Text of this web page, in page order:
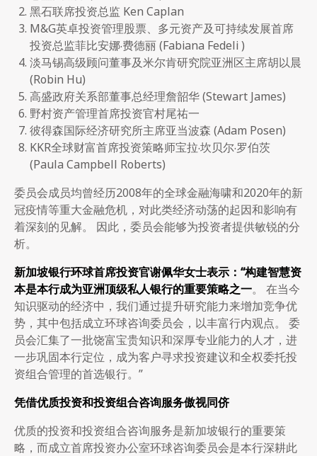
黑石联席投资总监 Ken Caplan
M&G英卓投资管理股票、多元资产及可持续发展首席
投资总监菲比安娜‧费德丽 (Fabiana Fedeli )
淡马锡高级顾问董事及米尔肯研究院亚洲区主席胡以晨
(Robin Hu)
高盛政府关系部董事总经理詹韶华(Stewart James)
野村资产管理首席投资官村尾祐一
彼得森国际经济研究所主席亚当波森 (Adam Posen)
KKR全球财富首席投资策略师宝拉‧坎贝尔‧罗伯茨
(Paula Campbell Roberts)
委员会成员均曾经历2008年的全球金融海啸和2020年的新
冠疫情等重大金融危机，对此类经济动荡的起因和影响有
着深刻的见解。 因此，委员会能够为投资者提供敏锐的分
析。
新加坡银行环球首席投资官谢佩华女士表示： “构建智慧资
本是本行成为亚洲顶级私人银行的重要策略之一。 在当今
知识驱动的经济中，我们通过提升研究能力来增加竞争优
势，其中包括成立环球咨询委员会，以丰富行内观点。 委
员会汇集了一批饶富宝贵知识和深厚专业能力的人才，进
一步巩固本行定位，成为客户寻求投资建议和全权委托投
资组合管理的首选银行。”
凭借优质投资和投资组合咨询服务傲视同侪
优质的投资和投资组合咨询服务是新加坡银行的重要策
略，而成立首席投资办公室环球咨询委员会是本行深耕此